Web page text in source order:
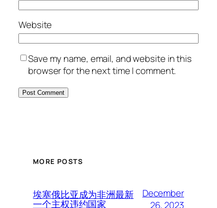
Website
Save my name, email, and website in this
browser for the next time I comment.
MORE POSTS
埃塞俄比亚成为非洲最新
一个主权违约国家
December
26, 2023